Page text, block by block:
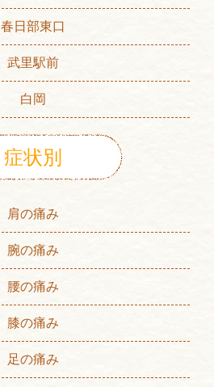
春日部東口
武里駅前
白岡
症状別
肩の痛み
腕の痛み
腰の痛み
膝の痛み
足の痛み